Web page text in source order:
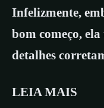
Infelizmente,
bom começo,
detalhes
LEIA MAIS